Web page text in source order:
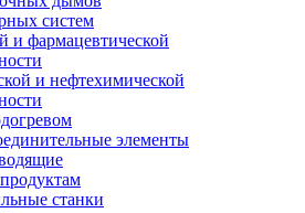
систем
и фармацевтической
и нефтехимической
элементы
станки